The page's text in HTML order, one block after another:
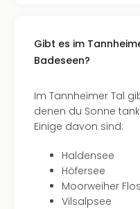
Gibt es im
Badeseen?
Im Tannheimer Tal
denen du Sonne
Einige davon sind:
Haldensee
Höfersee
Moorweiher
Vilsalpsee